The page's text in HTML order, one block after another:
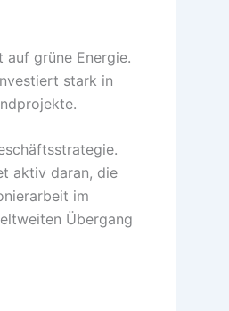
grüne Energie.
stark in
aktiv daran, die
im
Übergang